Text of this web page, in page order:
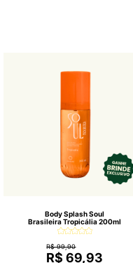
Body Splash Soul
Brasileira Tropicália 200ml
R$ 99,90
R$ 69,93